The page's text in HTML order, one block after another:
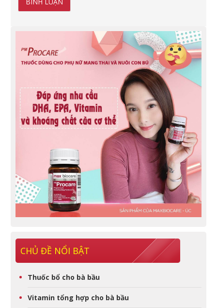
CHỦ ĐỀ NỔI BẬT
Thuốc bổ cho bà bầu
Vitamin tổng hợp cho bà bầu